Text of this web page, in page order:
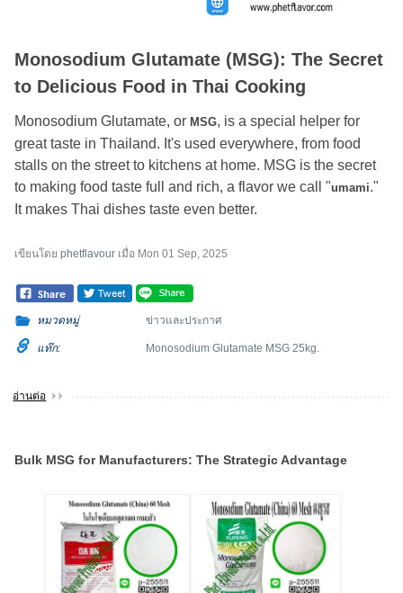
Monosodium Glutamate (MSG): The Secret
to Delicious Food in Thai Cooking
Monosodium Glutamate, orMSG, is a special helper for
great taste in Thailand. It's used everywhere, from food
stalls on the street to kitchens at home. MSG is the secret
to making food taste full and rich, a flavor we call "umami."
It makes Thai dishes taste even better.
เขียนโดยphetflavour เมื่อ Mon 01 Sep, 2025
หมวดหมู่ ข่าวและประกาศ
แท๊ก: Monosodium Glutamate MSG 25kg.
อ่านต่อ
Bulk MSG for Manufacturers: The Strategic Advantage